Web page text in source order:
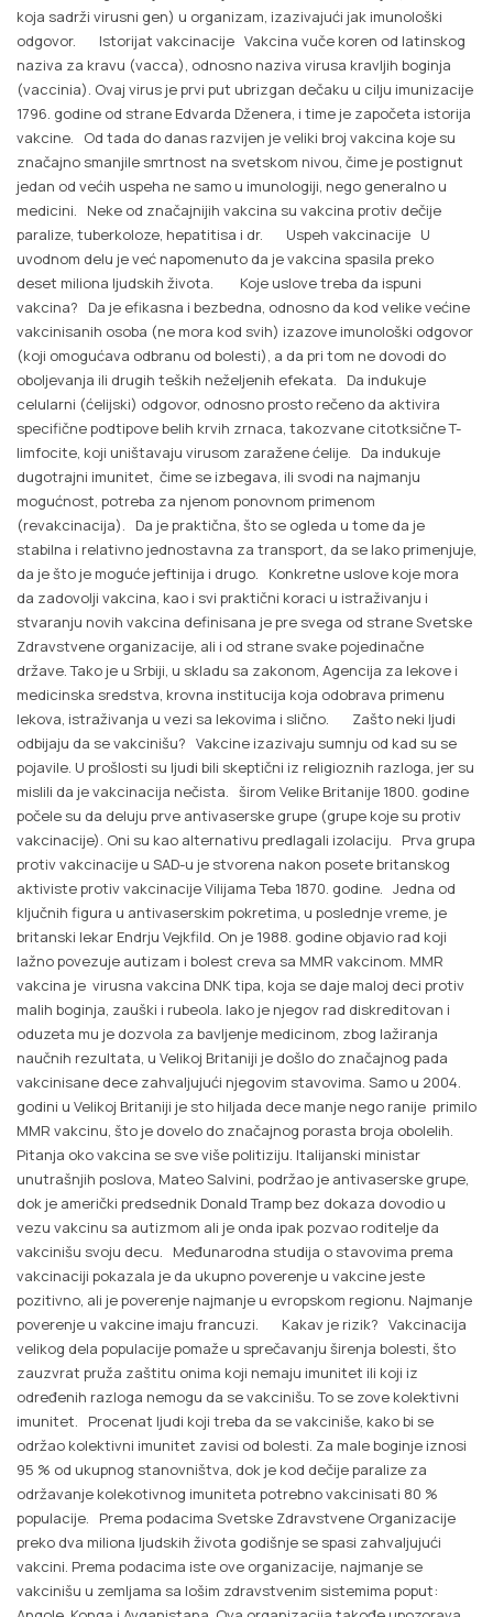
koja sadrži virusni gen) u organizam, izazivajući jak imunološki
odgovor. Istorijat vakcinacije Vakcina vuče koren od latinskog
naziva za kravu (vacca), odnosno naziva virusa kravljih boginja
(vaccinia). Ovaj virus je prvi put ubrizgan dečaku u cilju imunizacije
1796. godine od strane Edvarda Dženera, i time je započeta istorija
vakcine. Od tada do danas razvijen je veliki broj vakcina koje su
značajno smanjile smrtnost na svetskom nivou, čime je postignut
jedan od većih uspeha ne samo u imunologiji, nego generalno u
medicini. Neke od značajnijih vakcina su vakcina protiv dečije
paralize, tuberkoloze, hepatitisa i dr. Uspeh vakcinacije U
uvodnom delu je već napomenuto da je vakcina spasila preko
deset miliona ljudskih života. Koje uslove treba da ispuni
vakcina? Da je efikasna i bezbedna, odnosno da kod velike većine
vakcinisanih osoba (ne mora kod svih) izazove imunološki odgovor
(koji omogućava odbranu od bolesti), a da pri tom ne dovodi do
oboljevanja ili drugih teških neželjenih efekata. Da indukuje
celularni (ćelijski) odgovor, odnosno prosto rečeno da aktivira
specifične podtipove belih krvih zrnaca, takozvane citotksične T-
limfocite, koji uništavaju virusom zaražene ćelije. Da indukuje
dugotrajni imunitet, čime se izbegava, ili svodi na najmanju
mogućnost, potreba za njenom ponovnom primenom
(revakcinacija). Da je praktična, što se ogleda u tome da je
stabilna i relativno jednostavna za transport, da se lako primenjuje,
da je što je moguće jeftinija i drugo. Konkretne uslove koje mora
da zadovolji vakcina, kao i svi praktični koraci u istraživanju i
stvaranju novih vakcina definisana je pre svega od strane Svetske
Zdravstvene organizacije, ali i od strane svake pojedinačne
države. Tako je u Srbiji, u skladu sa zakonom, Agencija za lekove i
medicinska sredstva, krovna institucija koja odobrava primenu
lekova, istraživanja u vezi sa lekovima i slično. Zašto neki ljudi
odbijaju da se vakcinišu? Vakcine izazivaju sumnju od kad su se
pojavile. U prošlosti su ljudi bili skeptični iz religioznih razloga, jer su
mislili da je vakcinacija nečista. širom Velike Britanije 1800. godine
počele su da deluju prve antivaserske grupe (grupe koje su protiv
vakcinacije). Oni su kao alternativu predlagali izolaciju. Prva grupa
protiv vakcinacije u SAD-u je stvorena nakon posete britanskog
aktiviste protiv vakcinacije Vilijama Teba 1870. godine. Jedna od
ključnih figura u antivaserskim pokretima, u poslednje vreme, je
britanski lekar Endrju Vejkfild. On je 1988. godine objavio rad koji
lažno povezuje autizam i bolest creva sa MMR vakcinom. MMR
vakcina je virusna vakcina DNK tipa, koja se daje maloj deci protiv
malih boginja, zauški i rubeola. Iako je njegov rad diskreditovan i
oduzeta mu je dozvola za bavljenje medicinom, zbog lažiranja
naučnih rezultata, u Velikoj Britaniji je došlo do značajnog pada
vakcinisane dece zahvaljujući njegovim stavovima. Samo u 2004.
godini u Velikoj Britaniji je sto hiljada dece manje nego ranije primilo
MMR vakcinu, što je dovelo do značajnog porasta broja obolelih.
Pitanja oko vakcina se sve više politiziju. Italijanski ministar
unutrašnjih poslova, Mateo Salvini, podržao je antivaserske grupe,
dok je američki predsednik Donald Tramp bez dokaza dovodio u
vezu vakcinu sa autizmom ali je onda ipak pozvao roditelje da
vakcinišu svoju decu. Međunarodna studija o stavovima prema
vakcinaciji pokazala je da ukupno poverenje u vakcine jeste
pozitivno, ali je poverenje najmanje u evropskom regionu. Najmanje
poverenje u vakcine imaju francuzi. Kakav je rizik? Vakcinacija
velikog dela populacije pomaže u sprečavanju širenja bolesti, što
zauzvrat pruža zaštitu onima koji nemaju imunitet ili koji iz
određenih razloga nemogu da se vakcinišu. To se zove kolektivni
imunitet. Procenat ljudi koji treba da se vakciniše, kako bi se
održao kolektivni imunitet zavisi od bolesti. Za male boginje iznosi
95 % od ukupnog stanovništva, dok je kod dečije paralize za
održavanje kolekotivnog imuniteta potrebno vakcinisati 80 %
populacije. Prema podacima Svetske Zdravstvene Organizacije
preko dva miliona ljudskih života godišnje se spasi zahvaljujući
vakcini. Prema podacima iste ove organizacije, najmanje se
vakcinišu u zemljama sa lošim zdravstvenim sistemima poput: